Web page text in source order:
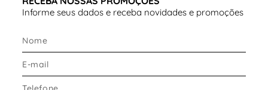
Informe seus dados e receba novidades e promoções